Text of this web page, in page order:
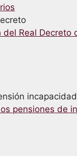
Real Decreto
pensiones de